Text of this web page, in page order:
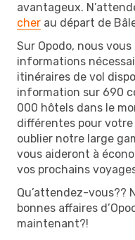
avantageux.
cher au départ de
Sur Opodo, nous
informations
itinéraires de vol
information sur 690
000 hôtels dans le
différentes pour
oublier notre large
vous aideront à
vos prochains
Qu’attendez-vous??
bonnes affaires
maintenant?!